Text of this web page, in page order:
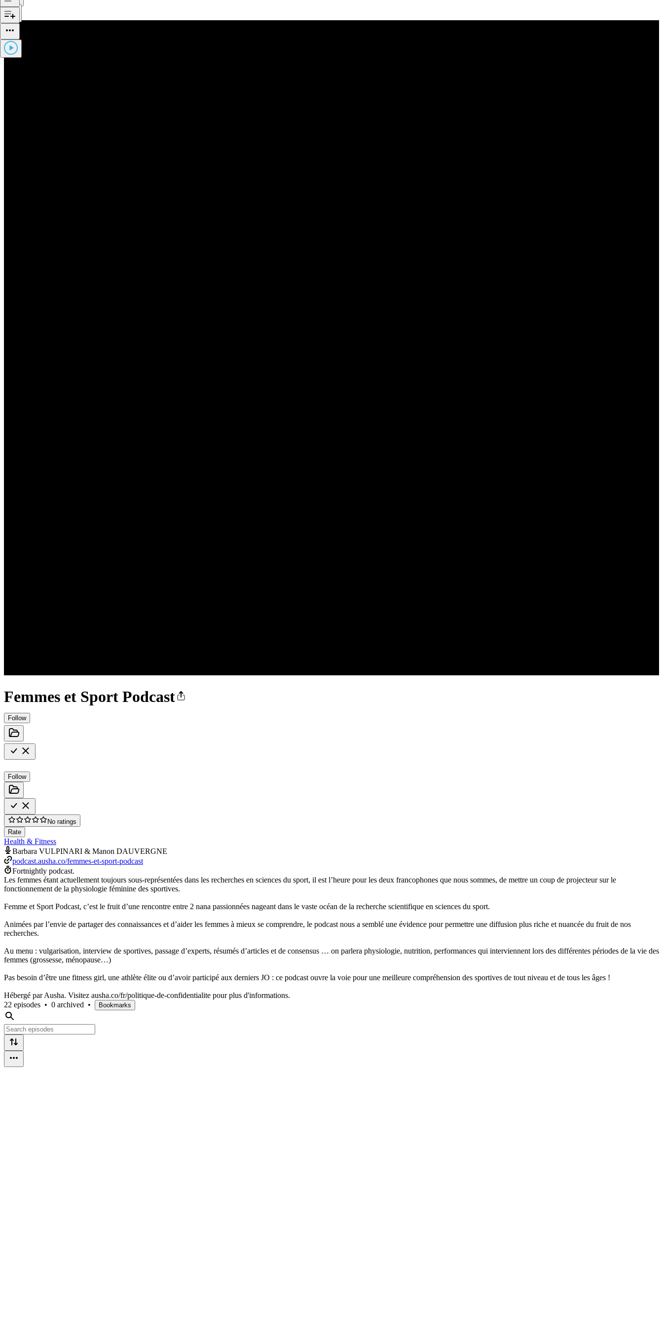
Femmes et Sport Podcast
Follow
Follow
No ratings
Rate
Health & Fitness
Barbara VULPINARI & Manon DAUVERGNE
podcast.ausha.co/femmes-et-sport-podcast
Fortnightly podcast.
Les femmes étant actuellement toujours sous-représentées dans les recherches en sciences du sport, il est l’heure pour les deux francophones que nous sommes, de mettre un coup de projecteur sur le
fonctionnement de la physiologie féminine des sportives.
Femme et Sport Podcast, c’est le fruit d’une rencontre entre 2 nana passionnées nageant dans le vaste océan de la recherche scientifique en sciences du sport.
Animées par l’envie de partager des connaissances et d’aider les femmes à mieux se comprendre, le podcast nous a semblé une évidence pour permettre une diffusion plus riche et nuancée du fruit de nos
recherches.
Au menu : vulgarisation, interview de sportives, passage d’experts, résumés d’articles et de consensus … on parlera physiologie, nutrition, performances qui interviennent lors des différentes périodes de la vie des
femmes (grossesse, ménopause…)
Pas besoin d’être une fitness girl, une athlète élite ou d’avoir participé aux derniers JO : ce podcast ouvre la voie pour une meilleure compréhension des sportives de tout niveau et de tous les âges !
Hébergé par Ausha. Visitez ausha.co/fr/politique-de-confidentialite pour plus d'informations.
22 episodes • 0 archived • Bookmarks